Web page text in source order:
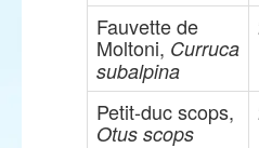
Fauvette de
Moltoni, Curruca
subalpina
Petit-duc scops,
Otus scops